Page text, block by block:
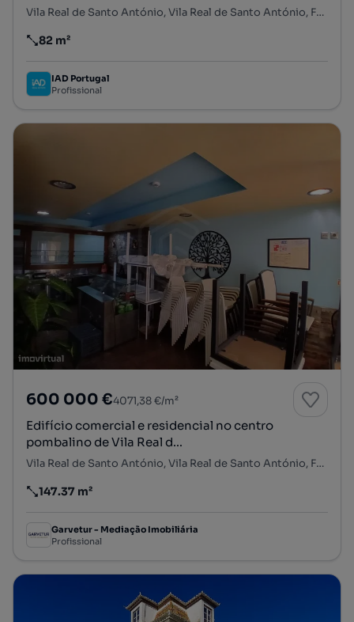
Vila Real de Santo António, Vila Real de Santo António, Faro
Preço por metro quadrado
82 m²
IAD Portugal
Profissional
600 000 €4071,38 €/m²
Edifício comercial e residencial no centro
pombalino de Vila Real d...
Vila Real de Santo António, Vila Real de Santo António, Faro
Preço por metro quadrado
147.37 m²
Garvetur - Mediação Imobiliária
Profissional